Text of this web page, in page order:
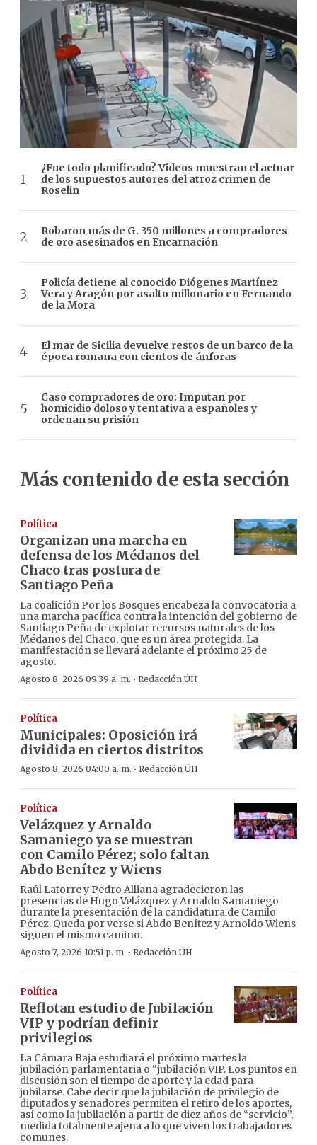
¿Fue todo planificado? Videos muestran el actuar
de los supuestos autores del atroz crimen de
Roselin
Robaron más de G. 350 millones a compradores
de oro asesinados en Encarnación
Policía detiene al conocido Diógenes Martínez
Vera y Aragón por asalto millonario en Fernando
de la Mora
El mar de Sicilia devuelve restos de un barco de la
época romana con cientos de ánforas
Caso compradores de oro: Imputan por
homicidio doloso y tentativa a españoles y
ordenan su prisión
Más contenido de esta sección
Política
Organizan una marcha en
defensa de los Médanos del
Chaco tras postura de
Santiago Peña
La coalición Por los Bosques encabeza la convocatoria a
una marcha pacífica contra la intención del gobierno de
Santiago Peña de explotar recursos naturales de los
Médanos del Chaco, que es un área protegida. La
manifestación se llevará adelante el próximo 25 de
agosto.
Agosto 8, 2026 09:39 a. m. · Redacción ÚH
Política
Municipales: Oposición irá
dividida en ciertos distritos
Agosto 8, 2026 04:00 a. m. · Redacción ÚH
Política
Velázquez y Arnaldo
Samaniego ya se muestran
con Camilo Pérez; solo faltan
Abdo Benítez y Wiens
Raúl Latorre y Pedro Alliana agradecieron las
presencias de Hugo Velázquez y Arnaldo Samaniego
durante la presentación de la candidatura de Camilo
Pérez. Queda por verse si Abdo Benítez y Arnoldo Wiens
siguen el mismo camino.
Agosto 7, 2026 10:51 p. m. · Redacción ÚH
Política
Reflotan estudio de Jubilación
VIP y podrían definir
privilegios
La Cámara Baja estudiará el próximo martes la
jubilación parlamentaria o “jubilación VIP. Los puntos en
discusión son el tiempo de aporte y la edad para
jubilarse. Cabe decir que la jubilación de privilegio de
diputados y senadores permiten el retiro de los aportes,
así como la jubilación a partir de diez años de “servicio”,
medida totalmente ajena a lo que viven los trabajadores
comunes.